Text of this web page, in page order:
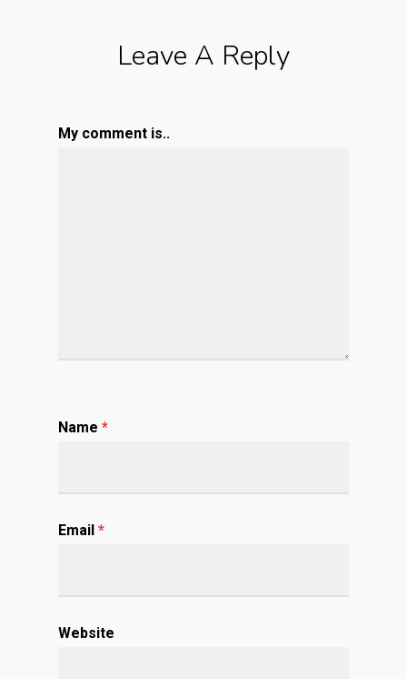
Leave A Reply
My comment is..
Name *
Email *
Website